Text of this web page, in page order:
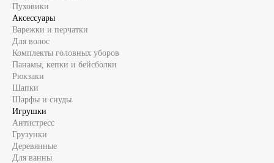
Пуховики
Аксессуары
Варежки и перчатки
Для волос
Комплекты головных уборов
Панамы, кепки и бейсболки
Рюкзаки
Шапки
Шарфы и снуды
Игрушки
Антистресс
Грузунки
Деревянные
Для ванны